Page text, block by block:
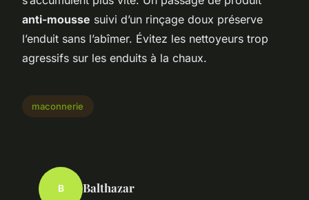
anti-mousse suivi d’un rinçage doux préserve
l’enduit sans l’abîmer. Évitez les nettoyeurs trop
agressifs sur les enduits à la chaux.
maconnerie
B Balthazar